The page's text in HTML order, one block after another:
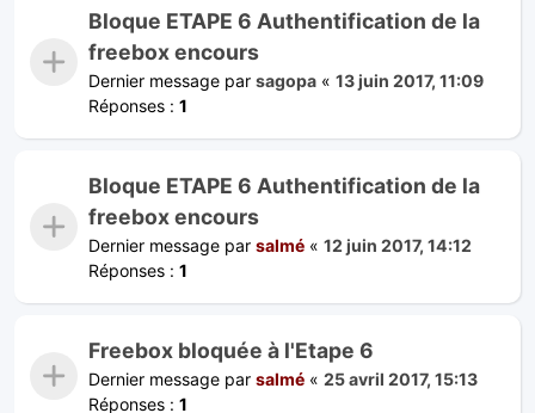
Bloque ETAPE 6 Authentification de la
freebox encours
Dernier message par sagopa « 13 juin 2017, 11:09
Réponses : 1
Bloque ETAPE 6 Authentification de la
freebox encours
Dernier message par salmé « 12 juin 2017, 14:12
Réponses : 1
Freebox bloquée à l'Etape 6
Dernier message par salmé « 25 avril 2017, 15:13
Réponses : 1